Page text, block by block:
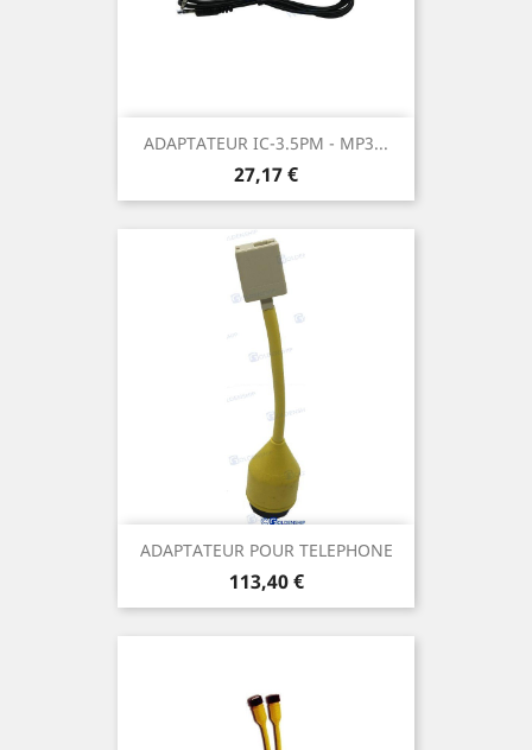
ADAPTATEUR IC-3.5PM - MP3...
Prix
27,17 €
ADAPTATEUR POUR TELEPHONE
Prix
113,40 €